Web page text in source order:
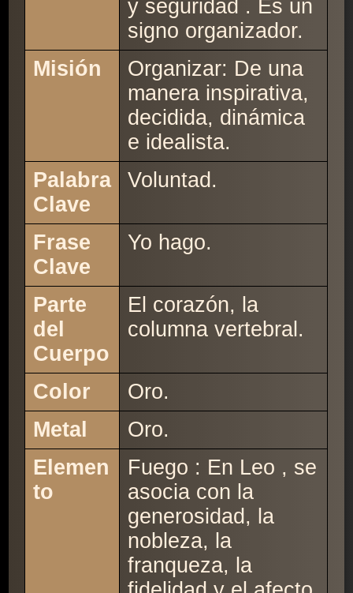
y seguridad . Es un
signo organizador.
Misión
Organizar: De una
manera inspirativa,
decidida, dinámica
e idealista.
Palabra
Clave
Voluntad.
Frase
Clave
Yo hago.
Parte
del
Cuerpo
El corazón, la
columna vertebral.
Color
Oro.
Metal
Oro.
Elemen
to
Fuego : En Leo , se
asocia con la
generosidad, la
nobleza, la
franqueza, la